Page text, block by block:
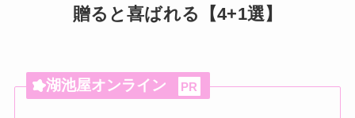
贈ると喜ばれる【4+1選】
湖池屋オンライン PR